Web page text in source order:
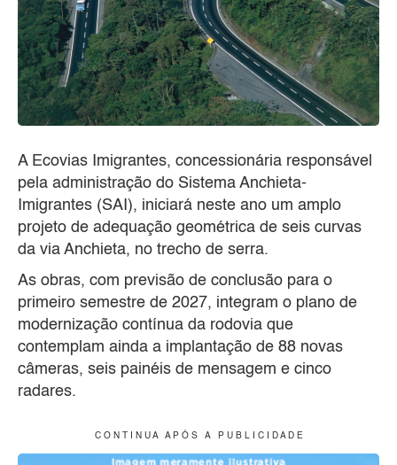
A Ecovias Imigrantes, concessionária responsável
pela administração do Sistema Anchieta-
Imigrantes (SAI), iniciará neste ano um amplo
projeto de adequação geométrica de seis curvas
da via Anchieta, no trecho de serra.
As obras, com previsão de conclusão para o
primeiro semestre de 2027, integram o plano de
modernização contínua da rodovia que
contemplam ainda a implantação de 88 novas
câmeras, seis painéis de mensagem e cinco
radares.
C O N T I N U A A P Ó S A P U B L I C I D A D E